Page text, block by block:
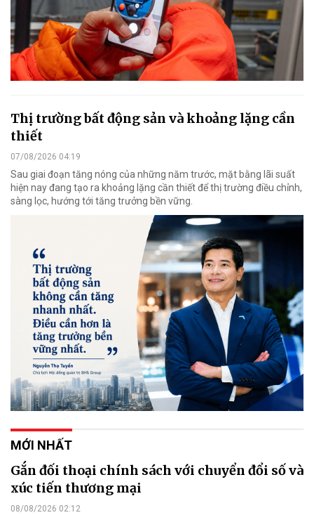
Thị trường bất động sản và khoảng lặng cần
thiết
07/08/2026 04:19
Sau giai đoạn tăng nóng của những năm trước, mặt bằng lãi suất
hiện nay đang tạo ra khoảng lặng cần thiết để thị trường điều chỉnh,
sàng lọc, hướng tới tăng trưởng bền vững.
MỚI NHẤT
Gắn đối thoại chính sách với chuyển đổi số và
xúc tiến thương mại
08/08/2026 02:12